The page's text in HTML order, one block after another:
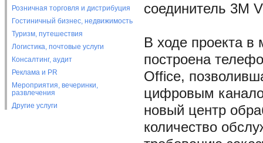
Розничная торговля и дистрибуция
Гостиничный бизнес, недвижимость
Туризм, путешествия
Логистика, почтовые услуги
Консалтинг, аудит
Реклама и PR
Мероприятия, вечеринки,
развлечения
Другие услуги
соединитель 3М
В ходе проекта в
построена
Office,
цифровым
новый центр
количество